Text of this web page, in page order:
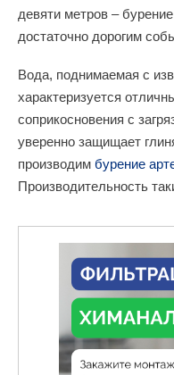
девяти метров –
достаточно дорогим
Вода, поднимаемая с
характеризуется
соприкосновения с
уверенно защищает
производим бурение
Производительность